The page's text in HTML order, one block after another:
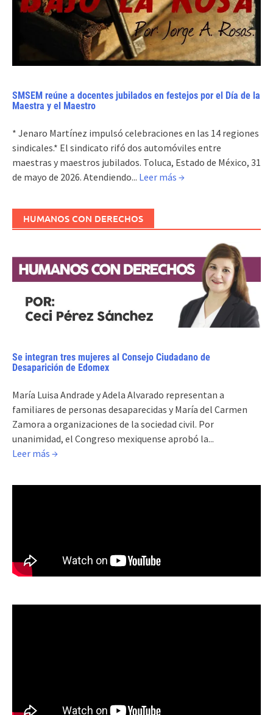
SMSEM reúne a docentes jubilados en festejos por el Día de la
Maestra y el Maestro
* Jenaro Martínez impulsó celebraciones en las 14 regiones
sindicales.* El sindicato rifó dos automóviles entre
maestras y maestros jubilados. Toluca, Estado de México, 31
de mayo de 2026. Atendiendo... Leer más →
HUMANOS CON DERECHOS
Se integran tres mujeres al Consejo Ciudadano de
Desaparición de Edomex
María Luisa Andrade y Adela Alvarado representan a
familiares de personas desaparecidas y María del Carmen
Zamora a organizaciones de la sociedad civil. Por
unanimidad, el Congreso mexiquense aprobó la...
Leer más →